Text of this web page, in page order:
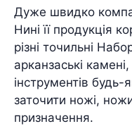
Дуже швидко
Нині її продукція
різні точильні
арканзаські
інструментів
заточити ножі,
призначення.